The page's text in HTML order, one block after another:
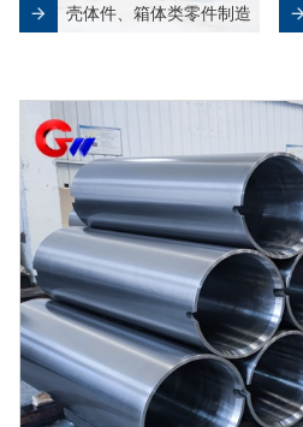
壳体件、箱体类零件制造